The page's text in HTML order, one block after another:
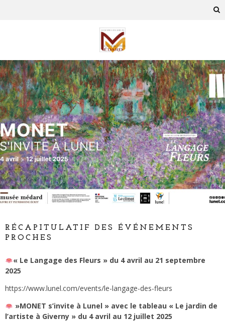
RÉCAPITULATIF DES ÉVÉNEMENTS
PROCHES
« Le Langage des Fleurs » du 4 avril au 21 septembre
2025
https://www.lunel.com/events/le-langage-des-fleurs
»MONET s’invite à Lunel » avec le tableau « Le jardin de
l’artiste à Giverny » du 4 avril au 12 juillet 2025